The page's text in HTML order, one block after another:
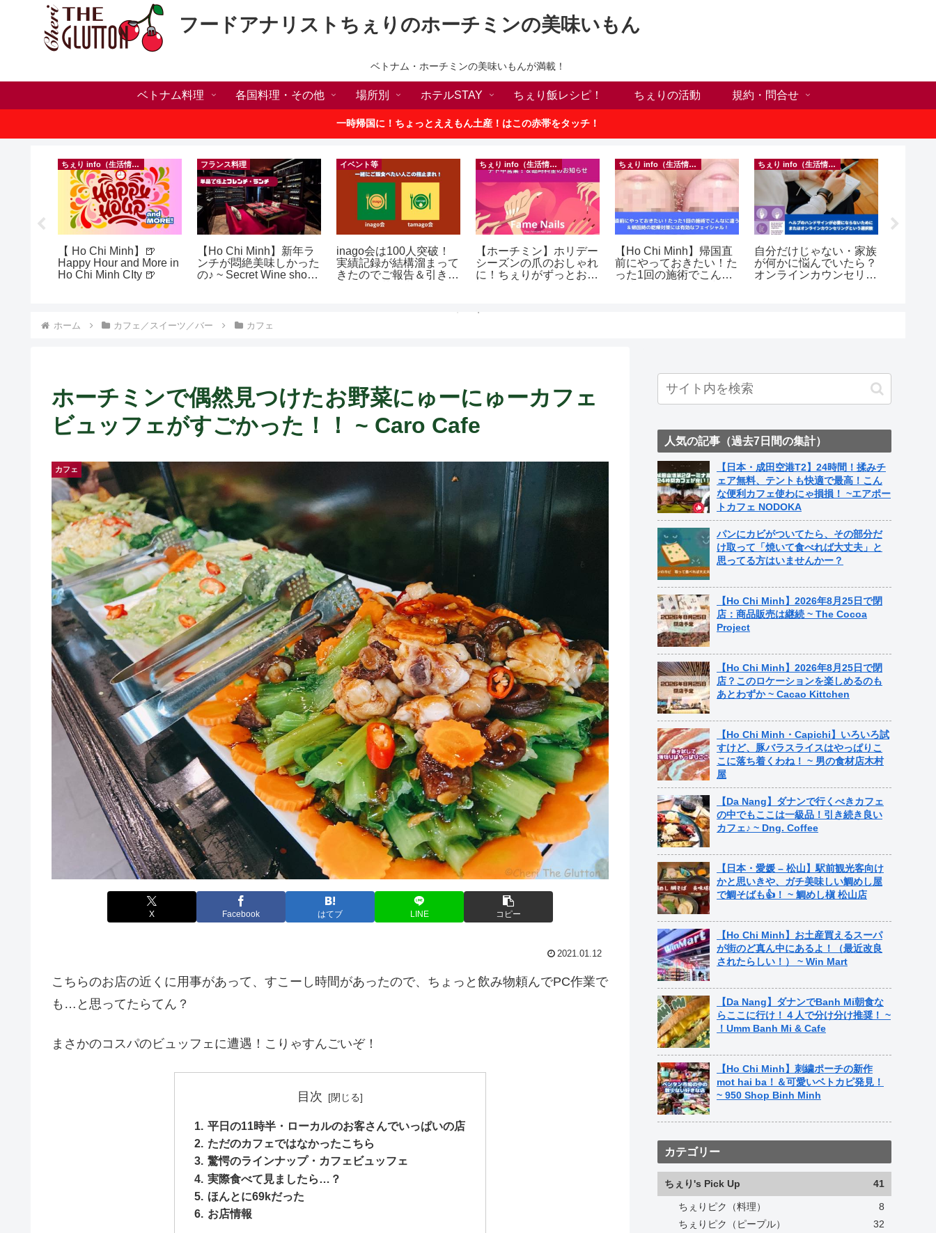
フードアナリストちぇりのホーチミンの美味いもん
ベトナム・ホーチミンの美味いもんが満載！
ベトナム料理 各国料理・その他 場所別 ホテルSTAY ちぇり飯レシピ！ ちぇりの活動 規約・問合せ
一時帰国に！ちょっとええもん土産！はこの赤帯をタッチ！
ちぇり info（生活情報）
【 Ho Chi Minh】🍺
Happy Hour and More in
Ho Chi Minh CIty 🍺
フランス料理
【Ho Chi Minh】新年ラ
ンチが悶絶美味しかった
の♪ ~ Secret Wine shop
イベント等
inago会は100人突破！
実績記録が結構溜まって
きたのでご報告＆引き続
ちぇり info（生活情報）
【ホーチミン】ホリデー
シーズンの爪のおしゃれ
に！ちぇりがずっとお世
（テト前不適用期間&テ
ちぇり info（生活情報）
【Ho Chi Minh】帰国直
前にやっておきたい！た
った1回の施術でこんな
ちぇり info（生活情報）
自分だけじゃない・家族
が何かに悩んでいたら？
オンラインカウンセリン
ホーム カフェ／スイーツ／バー カフェ
ホーチミンで偶然見つけたお野菜にゅーにゅーカフェ
ビュッフェがすごかった！！ ~ Caro Cafe
カフェ
X Facebook はてブ LINE コピー
2021.01.12
こちらのお店の近くに用事があって、すこーし時間があったので、ちょっと飲み物頼んでPC作業で
も…と思ってたらてん？
まさかのコスパのビュッフェに遭遇！こりゃすんごいぞ！
目次
平日の11時半・ローカルのお客さんでいっぱいの店
ただのカフェではなかったこちら
驚愕のラインナップ・カフェビュッフェ
実際食べて見ましたら…？
ほんとに69kだった
お店情報
人気の記事（過去7日間の集計）
【日本・成田空港T2】24時間！揉みチ
ェア無料、テントも快適で最高！こん
な便利カフェ使わにゃ損損！ ~エアポー
トカフェ NODOKA
パンにカビがついてたら、その部分だ
け取って「焼いて食べれば大丈夫」と
思ってる方はいませんかー？
【Ho Chi Minh】2026年8月25日で閉
店：商品販売は継続 ~ The Cocoa
Project
【Ho Chi Minh】2026年8月25日で閉
店？このロケーションを楽しめるのも
あとわずか ~ Cacao Kittchen
【Ho Chi Minh・Capichi】いろいろ試
すけど、豚バラスライスはやっぱりこ
こに落ち着くわね！ ~ 男の食材店木村
屋
【Da Nang】ダナンで行くべきカフェ
の中でもここは一級品！引き続き良い
カフェ♪ ~ Dng. Coffee
【日本・愛媛 – 松山】駅前観光客向け
かと思いきや、ガチ美味しい鯛めし屋
で鯛そばも👍！ ~ 鯛めし槇 松山店
【Ho Chi Minh】お土産買えるスーパ
が街のど真ん中にあるよ！（最近改良
されたらしい！） ~ Win Mart
【Da Nang】ダナンでBanh Mi朝食な
らここに行け！４人で分け分け推奨！ ~
！Umm Banh Mi & Cafe
【Ho Chi Minh】刺繍ポーチの新作
mot hai ba！＆可愛いベトカピ発見！
~ 950 Shop Binh Minh
カテゴリー
ちぇり's Pick Up 41
ちぇりピク（料理）
8
ちぇりピク（ピープル）
32